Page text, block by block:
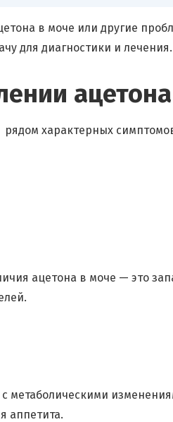
в моче или другие
для диагностики и лечения.
характерных
ацетона в моче — это
аппетита.